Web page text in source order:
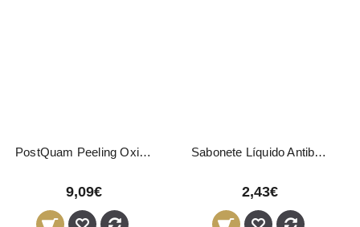
PostQuam Peeling Oxigenante 200ml
9,09€
Sabonete Líquido Antibacteriano com Óleo de Lavanda 400ml
2,43€